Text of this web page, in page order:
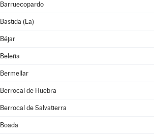
Barruecopardo
Bastida (La)
Béjar
Beleña
Bermellar
Berrocal de Huebra
Berrocal de Salvatierra
Boada